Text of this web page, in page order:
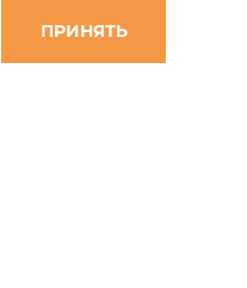
ПРИНЯТЬ